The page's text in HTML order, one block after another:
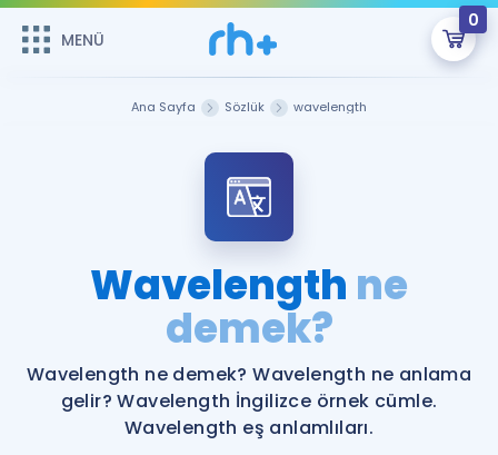
MENÜ
0
Şifremi Hatırlamıyorum
Sepetin Şu An Boş.
Remzi Hoca ile seni sınava hazırlayacak onlarca eğitim seni
bekliyor!
MENÜ
Katılımcı Görüşleri
Faydalı Araçlar
Ücretsiz Kaynaklar
İngilizce Gramer
Ana Sayfa Sözlük wavelength
Wavelength ne
demek?
Wavelength ne demek? Wavelength ne anlama
gelir? Wavelength İngilizce örnek cümle.
Wavelength eş anlamlıları.